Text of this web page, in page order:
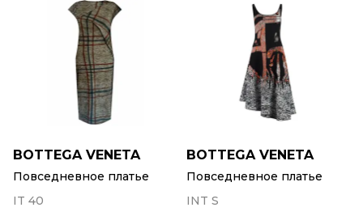
BOTTEGA VENETA
Повседневное платье
IT 40
BOTTEGA VENETA
Повседневное платье
INT S